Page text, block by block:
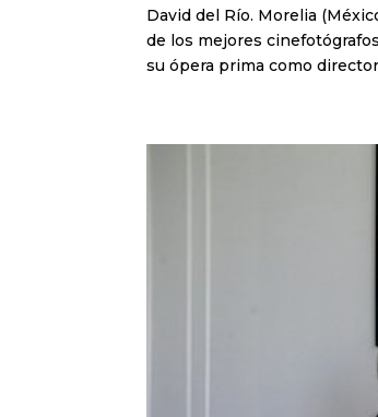
David del Río. Morelia
de los mejores
su ópera prima como